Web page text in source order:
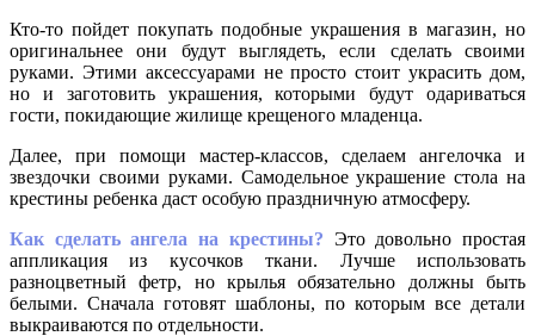
Кто-то пойдет покупать подобные украшения в магазин, но
оригинальнее они будут выглядеть, если сделать своими
руками. Этими аксессуарами не просто стоит украсить дом,
но и заготовить украшения, которыми будут одариваться
гости, покидающие жилище крещеного младенца.
Далее, при помощи мастер-классов, сделаем ангелочка и
звездочки своими руками. Самодельное украшение стола на
крестины ребенка даст особую праздничную атмосферу.
Как сделать ангела на крестины? Это довольно простая
аппликация из кусочков ткани. Лучше использовать
разноцветный фетр, но крылья обязательно должны быть
белыми. Сначала готовят шаблоны, по которым все детали
выкраиваются по отдельности.